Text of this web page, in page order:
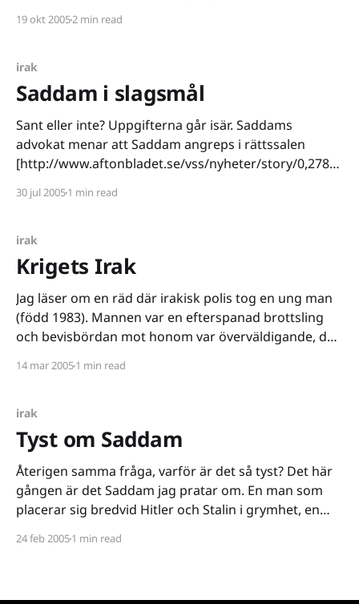
en internationell domstol? Jo, för att det är en
19 okt 20052 min read
irak
Saddam i slagsmål
Sant eller inte? Uppgifterna går isär. Saddams
advokat menar att Saddam angreps i rättssalen
[http://www.aftonbladet.se/vss/nyheter/story/0,2789,
amerikanska styrkorna menar att det handlar om
nära handgemäng.
30 jul 20051 min read
irak
Krigets Irak
Jag läser om en räd där irakisk polis tog en ung man
(född 1983). Mannen var en efterspanad brottsling
och bevisbördan mot honom var överväldigande, det
tjänster. Vad var det han åkte in för? Jo, han erbjöd
14 mar 20051 min read
irak
Tyst om Saddam
Återigen samma fråga, varför är det så tyst? Det här
gången är det Saddam jag pratar om. En man som
placerar sig bredvid Hitler och Stalin i grymhet, en
sina brott mot irakierna och resten av mänskligheten.
24 feb 20051 min read